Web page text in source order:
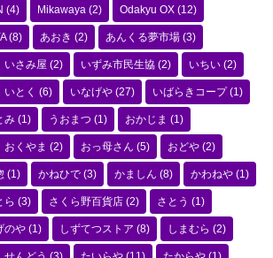
(4) Mikawaya (2) Odakyu OX (12)
(8) あおき (2) あんくる夢市場 (3)
いさみ屋 (2) いずみ市民生協 (2) いちい (2)
いとく (6) いなげや (27) いばらきコープ(1)
み (1) うおまつ (1) おかじま (1)
おくやま (2) おっ母さん (5) おどや (2)
(1) かねひで (3) かましん (8) かわねや (1)
ら (3) さくら野百貨店 (2) さとう (1)
のや (1) しずてつストア (8) しまむら (2)